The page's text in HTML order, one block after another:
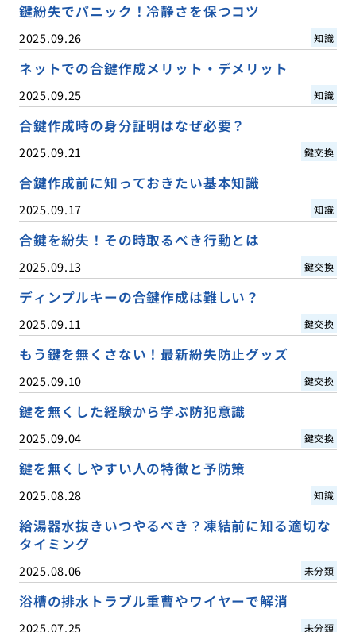
鍵紛失でパニック！冷静さを保つコツ
2025.09.26 知識
ネットでの合鍵作成メリット・デメリット
2025.09.25 知識
合鍵作成時の身分証明はなぜ必要？
2025.09.21 鍵交換
合鍵作成前に知っておきたい基本知識
2025.09.17 知識
合鍵を紛失！その時取るべき行動とは
2025.09.13 鍵交換
ディンプルキーの合鍵作成は難しい？
2025.09.11 鍵交換
もう鍵を無くさない！最新紛失防止グッズ
2025.09.10 鍵交換
鍵を無くした経験から学ぶ防犯意識
2025.09.04 鍵交換
鍵を無くしやすい人の特徴と予防策
2025.08.28 知識
給湯器水抜きいつやるべき？凍結前に知る適切な
タイミング
2025.08.06 未分類
浴槽の排水トラブル重曹やワイヤーで解消
2025.07.25 未分類